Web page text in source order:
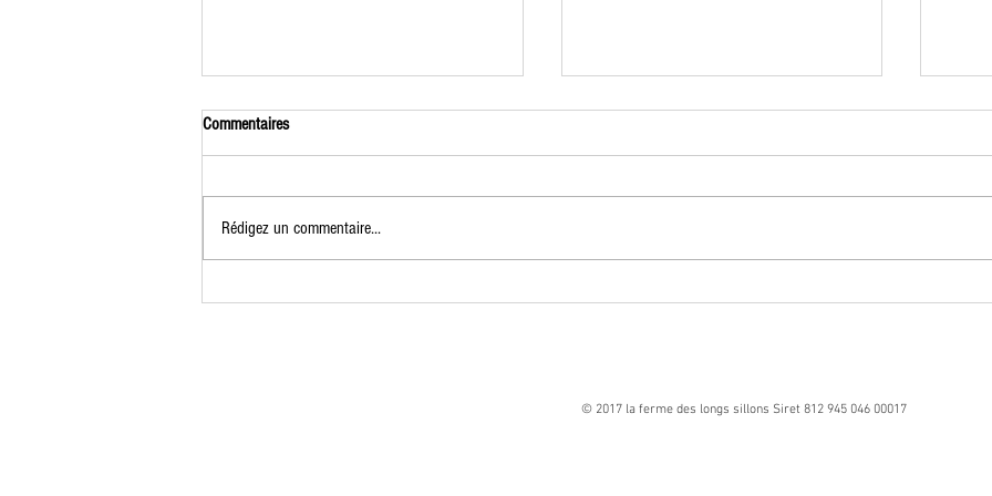
Vente à la Ferme des premiers plants
nouvelle vente de plants et de produits de
Commentaires
Rédigez un commentaire...
© 2017 la ferme des longs sillons Siret 812 945 046 00017